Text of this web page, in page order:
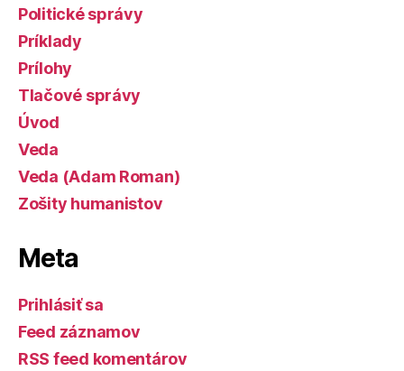
Politické správy
Príklady
Prílohy
Tlačové správy
Úvod
Veda
Veda (Adam Roman)
Zošity humanistov
Meta
Prihlásiť sa
Feed záznamov
RSS feed komentárov